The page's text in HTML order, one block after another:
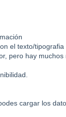
el texto/tipografia
pero hay muchos
cargar los